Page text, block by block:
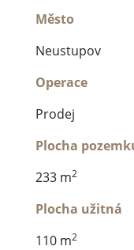
Město
Neustupov
Operace
Prodej
Plocha
233 m2
Plocha užitná
110 m2